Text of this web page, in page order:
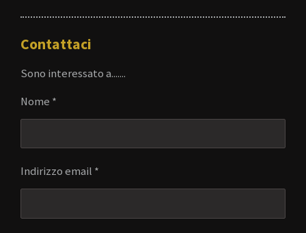
Contattaci
Sono interessato a.......
Nome *
Indirizzo email *